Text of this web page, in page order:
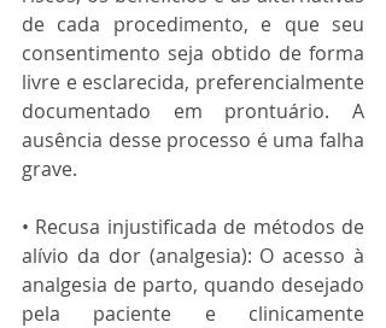
de cada procedimento, e que seu
consentimento seja obtido de forma
livre e esclarecida, preferencialmente
documentado em prontuário. A
ausência desse processo é uma falha
grave.
• Recusa injustificada de métodos de
alívio da dor (analgesia): O acesso à
analgesia de parto, quando desejado
pela paciente e clinicamente